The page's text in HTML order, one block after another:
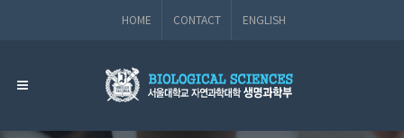
HOME CONTACT ENGLISH